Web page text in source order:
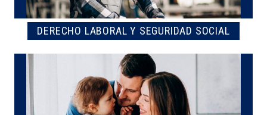
DERECHO LABORAL Y SEGURIDAD SOCIAL